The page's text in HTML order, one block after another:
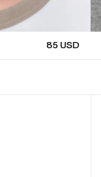
85USD